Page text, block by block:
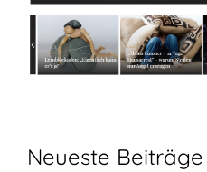
Neueste Beiträge